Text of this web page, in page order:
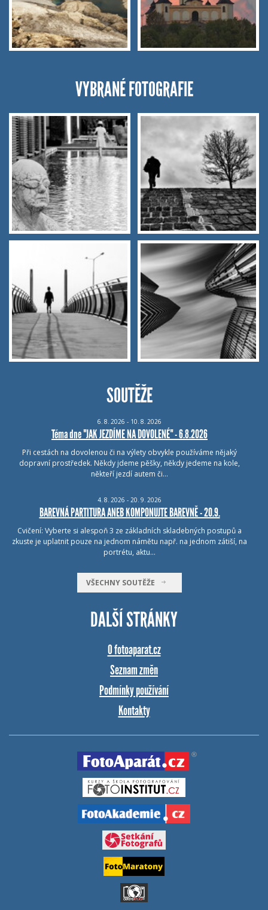
VYBRANÉ FOTOGRAFIE
SOUTĚŽE
6. 8. 2026 - 10. 8. 2026
Téma dne "JAK JEZDÍME NA DOVOLENÉ" - 6.8.2026
Při cestách na dovolenou či na výlety obvykle používáme nějaký
dopravní prostředek. Někdy jdeme pěšky, někdy jedeme na kole,
někteří jezdí autem či…
4. 8. 2026 - 20. 9. 2026
BAREVNÁ PARTITURA ANEB KOMPONUJTE BAREVNĚ - 20.9.
Cvičení: Vyberte si alespoň 3 ze základních skladebných postupů a
zkuste je uplatnit pouze na jednom námětu např. na jednom zátiší, na
portrétu, aktu…
VŠECHNY SOUTĚŽE
DALŠÍ STRÁNKY
O fotoaparat.cz
Seznam změn
Podmínky používání
Kontakty